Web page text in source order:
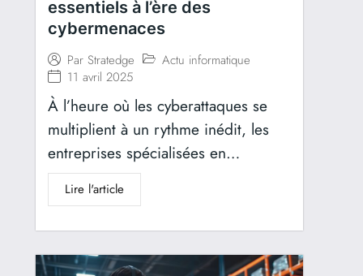
essentiels à l’ère des
cybermenaces
Par Stratedge
Actu informatique
11 avril 2025
À l’heure où les cyberattaques se
multiplient à un rythme inédit, les
entreprises spécialisées en…
Lire l'article